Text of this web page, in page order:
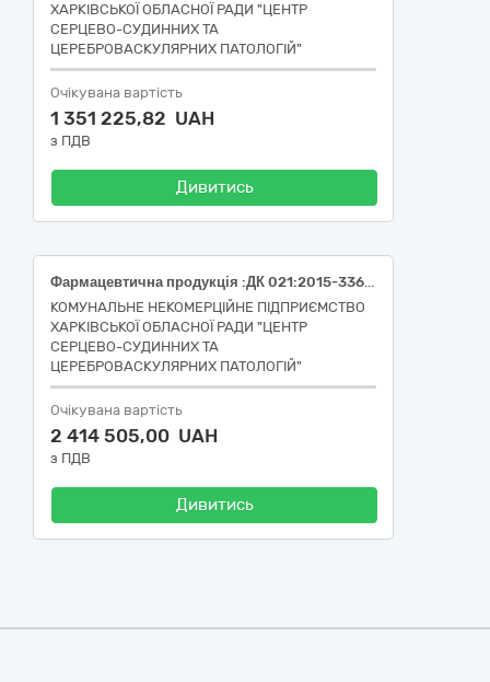
ХАРКІВСЬКОЇ ОБЛАСНОЇ РАДИ "ЦЕНТР
СЕРЦЕВО-СУДИННИХ ТА
ЦЕРЕБРОВАСКУЛЯРНИХ ПАТОЛОГІЙ"
Очікувана вартість
1 351 225,82 UAH
з ПДВ
Дивитись
Фармацевтична продукція :ДК 021:2015-33600000-6 Атракуріум, розчин для ін'єкцій, 10 мг/мл,по 5 мл,Атракуріум, розчин для ін'єкцій, 10 мг/мл, по 2,5 мл
КОМУНАЛЬНЕ НЕКОМЕРЦІЙНЕ ПІДПРИЄМСТВО
ХАРКІВСЬКОЇ ОБЛАСНОЇ РАДИ "ЦЕНТР
СЕРЦЕВО-СУДИННИХ ТА
ЦЕРЕБРОВАСКУЛЯРНИХ ПАТОЛОГІЙ"
Очікувана вартість
2 414 505,00 UAH
з ПДВ
Дивитись